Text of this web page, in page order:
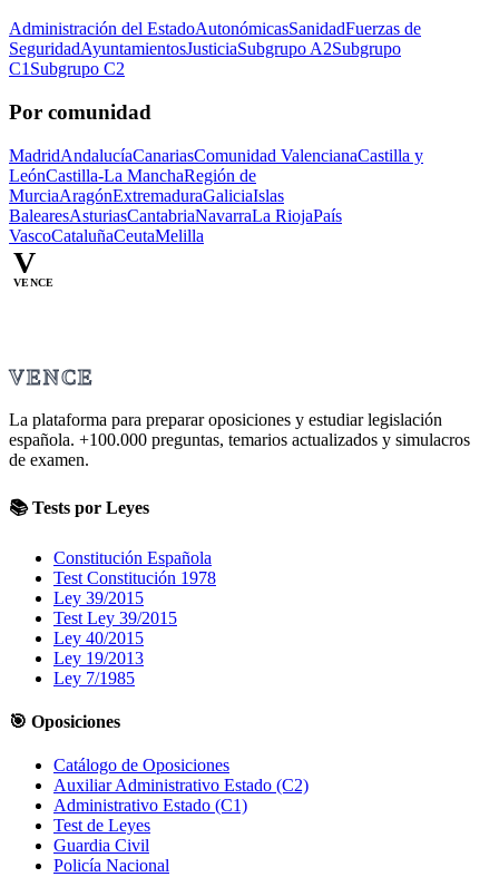
Administración del EstadoAutonómicasSanidadFuerzas de
SeguridadAyuntamientosJusticiaSubgrupo A2Subgrupo
C1 Subgrupo C2
Por comunidad
MadridAndalucíaCanariasComunidad ValencianaCastilla y
LeónCastilla-La ManchaRegión de
MurciaAragónExtremaduraGaliciaIslas
BalearesAsturiasCantabriaNavarraLa RiojaPaís
VascoCataluñaCeutaMelilla
V
VENCE
VENCE
La plataforma para preparar oposiciones y estudiar legislación
española. +100.000 preguntas, temarios actualizados y simulacros
de examen.
📚 Tests por Leyes
Constitución Española
Test Constitución 1978
Ley 39/2015
Test Ley 39/2015
Ley 40/2015
Ley 19/2013
Ley 7/1985
🎯 Oposiciones
Catálogo de Oposiciones
Auxiliar Administrativo Estado (C2)
Administrativo Estado (C1)
Test de Leyes
Guardia Civil
Policía Nacional